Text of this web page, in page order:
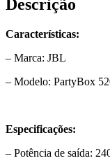
Descrição
Características:
– Marca: JBL
– Modelo: PartyBox
Especificações:
– Potência de saída: